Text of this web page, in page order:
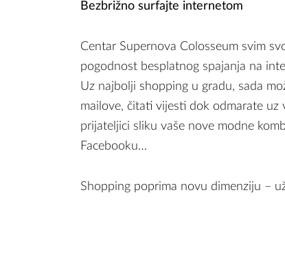
Bezbrižno surfajte internetom
Centar Supernova Colosseum svim
pogodnost besplatnog spajanja na
Uz najbolji shopping u gradu, sada
mailove, čitati vijesti dok odmarate uz
prijateljici sliku vaše nove modne
Facebooku…
Shopping poprima novu dimenziju –